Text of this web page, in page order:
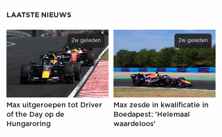
LAATSTE NIEUWS
2w geleden
Max uitgeroepen tot Driver
of the Day op de
Hungaroring
2w geleden
Max zesde in kwalificatie in
Boedapest: 'Helemaal
waardeloos'